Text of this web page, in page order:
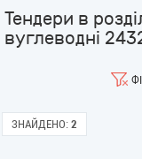
Тендери в
вуглеводні
ЗНАЙДЕНО: 2